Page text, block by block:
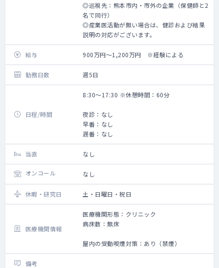
◎巡視先：熊本市内・市外の企業（保健師と2
名で同行）
◎産業医活動が無い場合は、健診および結果
説明の対応がございます。
給与 900万円～1,200万円 ※経験による
勤務日数 週5日
日程/時間
8:30～17:30 ※休憩時間：60分
夜診：なし
早番：なし
遅番：なし
当直 なし
オンコール なし
休暇・研究日 土・日曜日・祝日
医療機関情報
医療機関形態：クリニック
病床数：無床
屋内の受動喫煙対策：あり（禁煙）
備考